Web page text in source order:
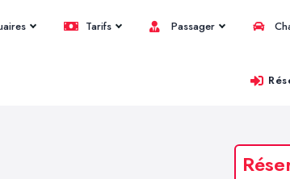
Tarifs Passager